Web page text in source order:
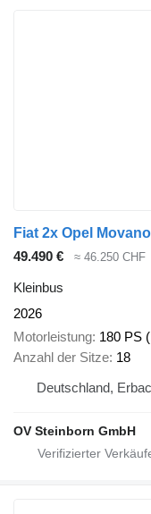
Fiat 2x Opel
49.490 €
≈ 46.250 CHF
Kleinbus
2026
Motorleistung 180 PS
Anzahl der Sitze 18
Deutschland,
OV Steinborn GmbH